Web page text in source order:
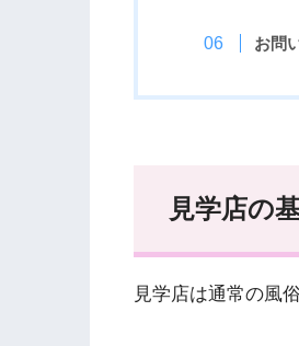
お問
見学店の
見学店は通常の風